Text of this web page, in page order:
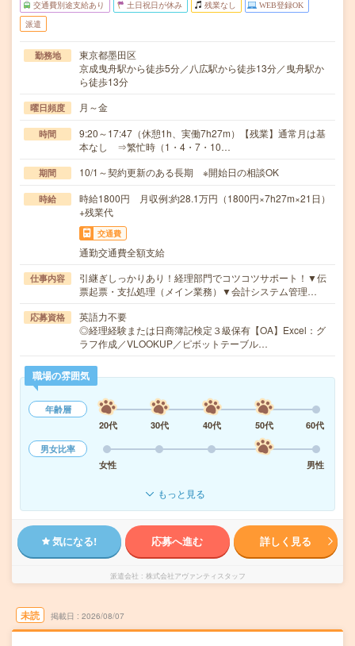
交通費別途支給あり 土日祝日が休み 残業なし WEB登録OK
派遣
勤務地
東京都墨田区
京成曳舟駅から徒歩5分／八広駅から徒歩13分／曳舟駅か
ら徒歩13分
曜日頻度 月～金
時間
9:20～17:47（休憩1h、実働7h27m）【残業】通常月は基
本なし ⇒繁忙時（1・4・7・10…
期間 10/1～契約更新のある長期 ※開始日の相談OK
時給
時給1800円 月収例:約28.1万円（1800円×7h27m×21日）
+残業代
交通費
通勤交通費全額支給
仕事内容
引継ぎしっかりあり！経理部門でコツコツサポート！▼伝
票起票・支払処理（メイン業務）▼会計システム管理…
応募資格
英語力不要
◎経理経験または日商簿記検定３級保有【OA】Excel：グ
ラフ作成／VLOOKUP／ピボットテーブル…
職場の雰囲気
年齢層
20代
30代 40代 50代
60代
男女比率
女性
男性
もっと見る
気になる! 応募へ進む 詳しく見る
派遣会社 株式会社アヴァンティスタッフ
未読 掲載日 2026/08/07